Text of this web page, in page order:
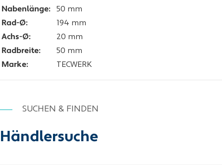
Nabenlänge:
50 mm
Rad-Ø:
194 mm
Achs-Ø:
20 mm
Radbreite:
50 mm
Marke:
TECWERK
SUCHEN & FINDEN
Händlersuche